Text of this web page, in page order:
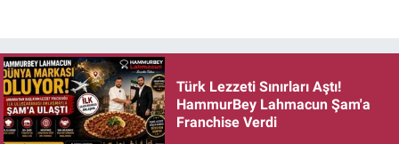
Türk Lezzeti Sınırları Aştı!
HammurBey Lahmacun Şam'a
Franchise Verdi